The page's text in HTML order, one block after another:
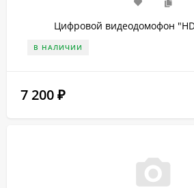
Цифровой видеодомофон
В НАЛИЧИИ
7 200 ₽